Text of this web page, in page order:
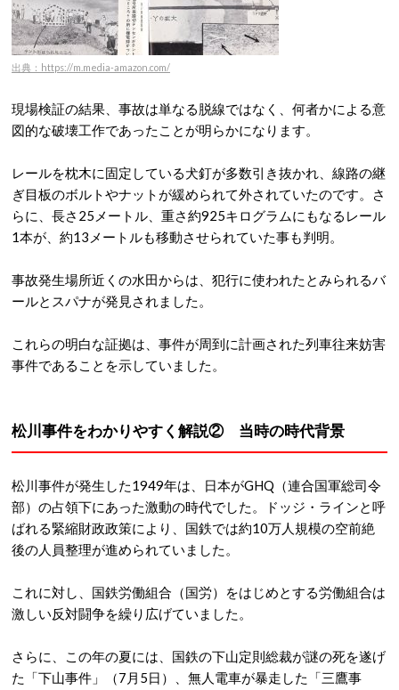
出典：https://m.media-amazon.com/
現場検証の結果、事故は単なる脱線ではなく、何者かによる意
図的な破壊工作であったことが明らかになります。
レールを枕木に固定している犬釘が多数引き抜かれ、線路の継
ぎ目板のボルトやナットが緩められて外されていたのです。
さ
らに、長さ25メートル、重さ約925キログラムにもなるレール
1本が、約13メートルも移動させられていた事も判明。
事故発生場所近くの水田からは、犯行に使われたとみられるバ
ールとスパナが発見されました。
これらの明白な証拠は、事件が周到に計画された列車往来妨害
事件であることを示していました。
松川事件をわかりやすく解説② 当時の時代背景
松川事件が発生した1949年は、日本がGHQ（連合国軍総司令
部）の占領下にあった激動の時代でした。
ドッジ・ラインと呼
ばれる緊縮財政政策により、国鉄では約10万人規模の空前絶
後の人員整理が進められていました。
これに対し、国鉄労働組合（国労）をはじめとする労働組合は
激しい反対闘争を繰り広げていました。
さらに、この年の夏には、国鉄の下山定則総裁が謎の死を遂げ
た「下山事件」（7月5日）、無人電車が暴走した「三鷹事